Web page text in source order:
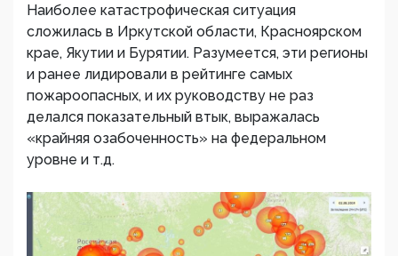
Наиболее катастрофическая ситуация
сложилась в Иркутской области, Красноярском
крае, Якутии и Бурятии. Разумеется, эти регионы
и ранее лидировали в рейтинге самых
пожароопасных, и их руководству не раз
делался показательный втык, выражалась
«крайняя озабоченность» на федеральном
уровне и т.д.